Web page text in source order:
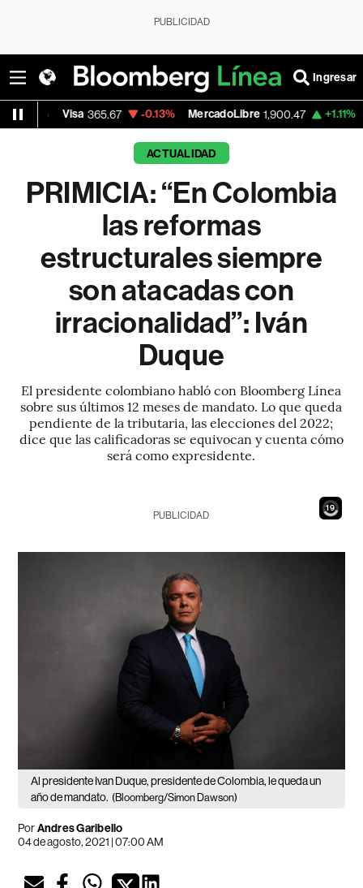
PUBLICIDAD
Ingresar
365.67 -0.13% MercadoLibre 1,900.47 +1.11% Banco de
ACTUALIDAD
PRIMICIA: “En Colombia
las reformas
estructurales siempre
son atacadas con
irracionalidad”: Iván
Duque
El presidente colombiano habló con Bloomberg Línea
sobre sus últimos 12 meses de mandato. Lo que queda
pendiente de la tributaria, las elecciones del 2022;
dice que las calificadoras se equivocan y cuenta cómo
será como expresidente.
18
PUBLICIDAD
Al presidente Ivan Duque, presidente de Colombia, le queda un
año de mandato. (Bloomberg/Simon Dawson)
PorAndres Garibello
04 de agosto, 2021 | 07:00 AM